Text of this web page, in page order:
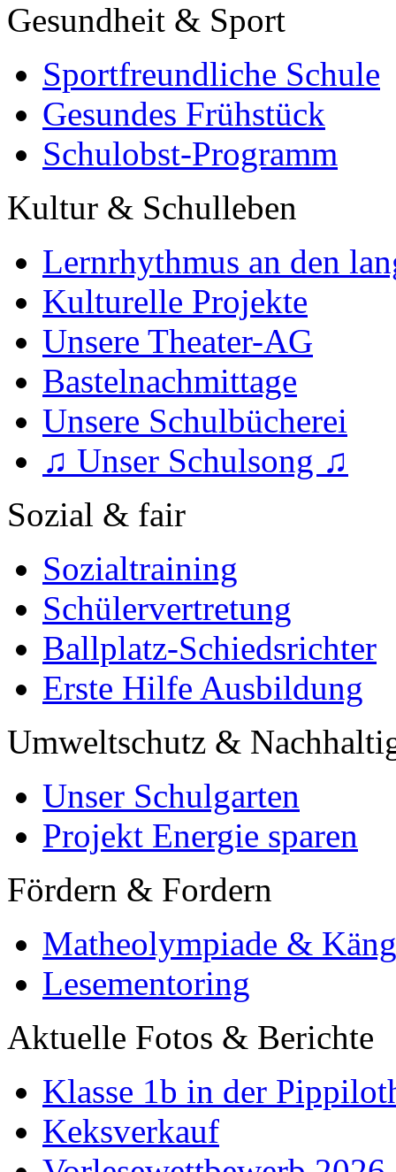
Gesundheit & Sport
Sportfreundliche Schule
Gesundes Frühstück
Schulobst-Programm
Kultur & Schulleben
Lernrhythmus an den
Kulturelle Projekte
Unsere Theater-AG
Bastelnachmittage
Unsere Schulbücherei
♫ Unser Schulsong ♫
Sozial & fair
Sozialtraining
Schülervertretung
Ballplatz-Schiedsrichter
Erste Hilfe Ausbildung
Umweltschutz &
Unser Schulgarten
Projekt Energie sparen
Fördern & Fordern
Matheolympiade &
Lesementoring
Aktuelle Fotos & Berichte
Klasse 1b in der
Keksverkauf